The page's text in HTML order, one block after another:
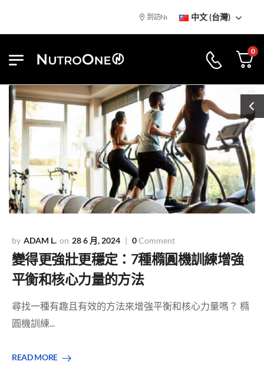
到訪NutroOne陳列室 免基本運費
中文 (台灣)
0
ADAM L. 28 6 月, 2024 0Comment
變得更強壯更穩定：7種橢圓機訓練增強
平衡和核心力量的方法
尋找一種有趣且有效的方法來增強平衡和核心力量嗎？ 橢
圓機訓練...
READ MORE